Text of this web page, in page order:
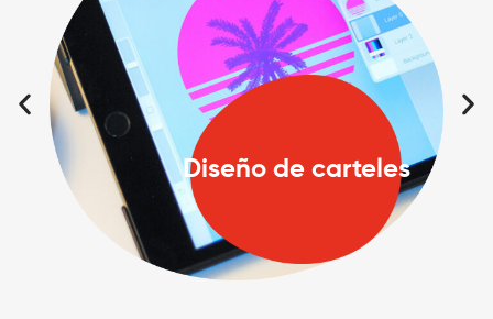
Diseño de carteles